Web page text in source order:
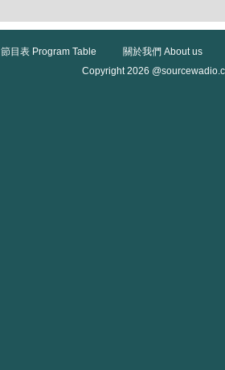
節目表 Program Table
關於我們 About us
Copyright 2026